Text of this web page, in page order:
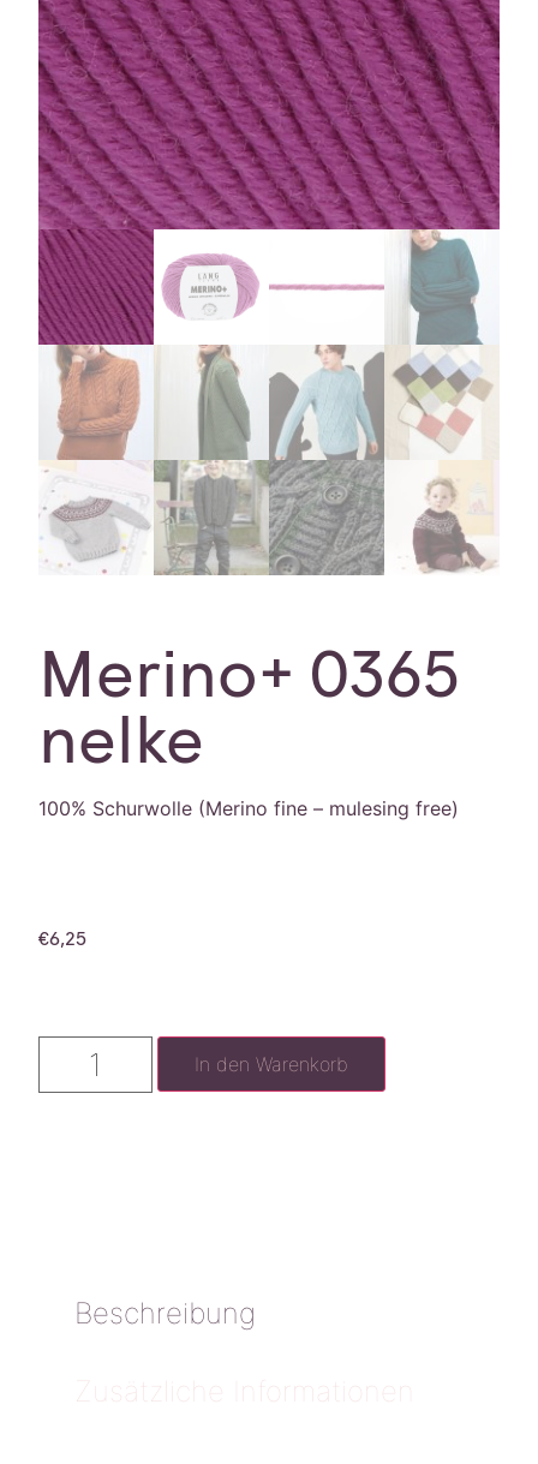
Merino+ 0365
nelke
100% Schurwolle (Merino fine – mulesing free)
€6,25
In den Warenkorb
Beschreibung
Zusätzliche Informationen